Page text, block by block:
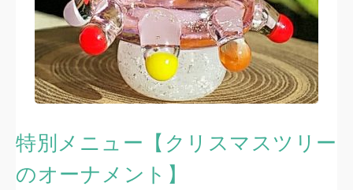
特別メニュー【クリスマスツリー
のオーナメント】